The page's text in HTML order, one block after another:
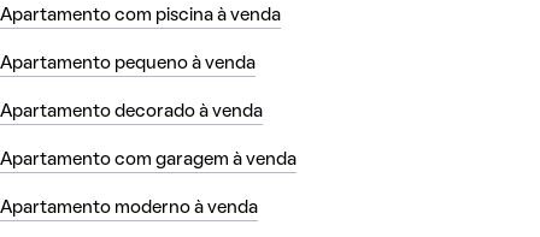
Apartamento com piscina à venda
Apartamento pequeno à venda
Apartamento decorado à venda
Apartamento com garagem à venda
Apartamento moderno à venda